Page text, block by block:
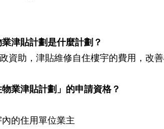
津貼計劃是什麼計劃？
資助，津貼維修自住樓宇的費用，改
業津貼計劃」的申請資格？
的住用單位業主